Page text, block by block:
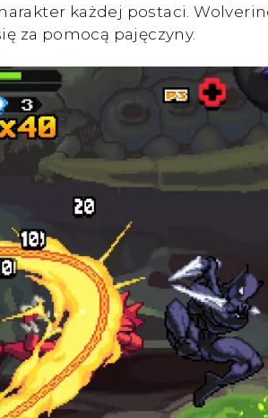
każdej postaci.
za pomocą pajęczyny.